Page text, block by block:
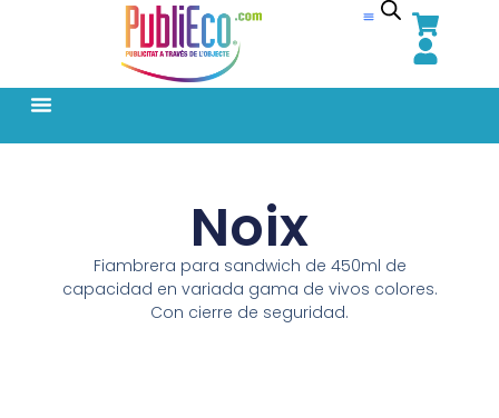
Noix
Fiambrera para sandwich de 450ml de
capacidad en variada gama de vivos colores.
Con cierre de seguridad.